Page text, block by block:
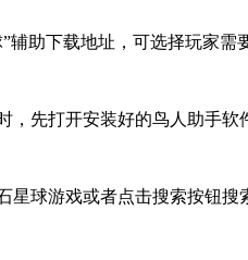
辅助下载地址，可选择玩家需
，先打开安装好的鸟人助手
星球游戏或者点击搜索按钮